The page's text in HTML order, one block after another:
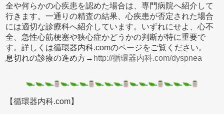
全や何らかの心疾患を認めた場合は、専門病院へ紹介して
行きます。一通りの精査の結果、心疾患が否定された場合
には適切な診療科へ紹介しています。いずれにせよ、心不
全、急性心筋梗塞や狭心症かどうかの判断が特に重要で
す。詳しくは循環器内科.comのページをご覧ください。
息切れの診療の進め方→ http://循環器内科.com/dyspnea
【循環器内科.com】